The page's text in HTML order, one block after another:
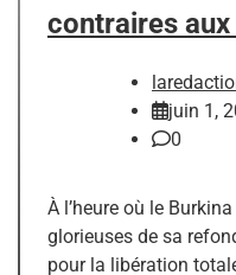
contraires
juin 1,
0
À l’heure où le
glorieuses de sa
pour la libération